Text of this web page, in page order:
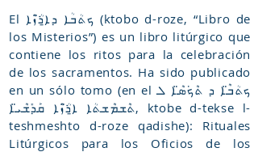
El ܟܬܳܒܳܐ ܕܐ̱ܪ̈ܳܙܶܐ (ktobo d-roze, “Libro de
los Misterios”) es un libro litúrgico que
contiene los ritos para la celebración
de los sacramentos. Ha sido publicado
en un sólo tomo (en el ܟܬܳܒ̈ܶܐ ܕ ܬܶܟ݁ܣ̈ܶܐ ܠ
ܬܶܫܡܶܫܬܳܐ ܐ̱ܪ̈ܳܙܶܐ ܩܰܕܺܫܶܝ̈ܐ, ktobe d-tekse l-
teshmeshto d-roze qadishe): Rituales
Litúrgicos para los Oficios de los